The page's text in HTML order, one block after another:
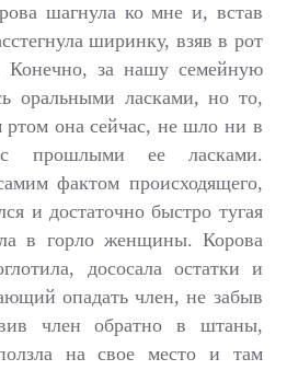
шагнула ко мне и, встав
ширинку, взяв в рот
Конечно, за нашу семейную
оральными ласками, но то,
ртом она сейчас, не шло ни в
с прошлыми ее ласками.
фактом происходящего,
и достаточно быстро тугая
в горло женщины. Корова
дососала остатки и
опадать член, не забыв
член обратно в штаны,
на свое место и там